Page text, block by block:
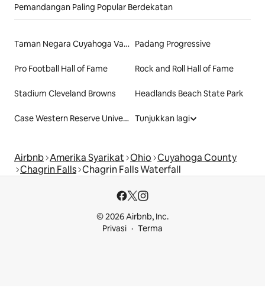
Pemandangan Paling Popular Berdekatan
Taman Negara Cuyahoga Valley Padang Progressive
Pro Football Hall of Fame Rock and Roll Hall of Fame
Stadium Cleveland Browns Headlands Beach State Park
Case Western Reserve University Tunjukkan lagi
Airbnb Amerika Syarikat Ohio Cuyahoga County
Chagrin Falls Chagrin Falls Waterfall
© 2026 Airbnb, Inc.
Privasi
Terma